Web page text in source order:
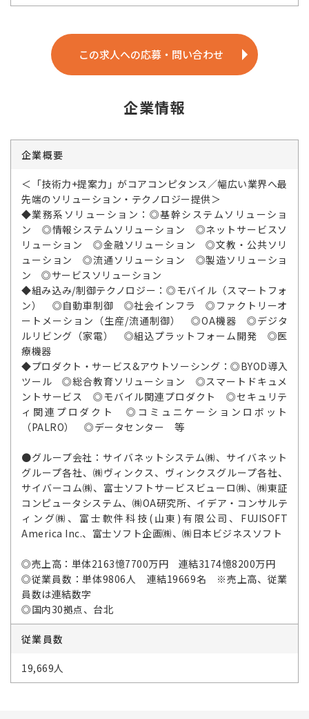
この求人への応募・問い合わせ
企業情報
企業概要
＜「技術力+提案力」がコアコンピタンス／幅広い業界へ最
先端のソリューション・テクノロジー提供＞
◆業務系ソリューション：◎基幹システムソリューショ
ン ◎情報システムソリューション ◎ネットサービスソ
リューション ◎金融ソリューション ◎文教・公共ソリ
ューション ◎流通ソリューション ◎製造ソリューショ
ン ◎サービスソリューション
◆組み込み/制御テクノロジー：◎モバイル（スマートフォ
ン） ◎自動車制御 ◎社会インフラ ◎ファクトリーオ
ートメーション（生産/流通制御） ◎OA機器 ◎デジタ
ルリビング（家電） ◎組込プラットフォーム開発 ◎医
療機器
◆プロダクト・サービス&アウトソーシング：◎BYOD導入
ツール ◎総合教育ソリューション ◎スマートドキュメ
ントサービス ◎モバイル関連プロダクト ◎セキュリテ
ィ関連プロダクト ◎コミュニケーションロボット
（PALRO） ◎データセンター 等
●グループ会社：サイバネットシステム㈱、サイバネット
グループ各社、㈱ヴィンクス、ヴィンクスグループ各社、
サイバーコム㈱、富士ソフトサービスビューロ㈱、㈱東証
コンピュータシステム、㈱OA研究所、イデア・コンサルテ
ィング㈱、富士軟件科技(山東)有限公司、FUJISOFT
America Inc.、富士ソフト企画㈱、㈱日本ビジネスソフト
◎売上高：単体2163憶7700万円 連結3174憶8200万円
◎従業員数：単体9806人 連結19669名 ※売上高、従業
員数は連結数字
◎国内30拠点、台北
従業員数
19,669人